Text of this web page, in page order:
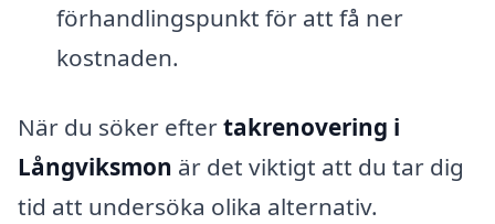
förhandlingspunkt för att få ner
kostnaden.
När du söker eftertakrenovering i
Långviksmon är det viktigt att du tar dig
tid att undersöka olika alternativ.